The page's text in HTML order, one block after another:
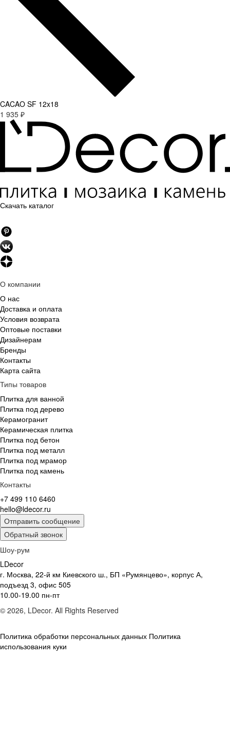
CACAO SF 12x18
1 935 ₽
Скачать каталог
О компании
О нас
Доставка и оплата
Условия возврата
Оптовые поставки
Дизайнерам
Бренды
Контакты
Карта сайта
Типы товаров
Плитка для ванной
Плитка под дерево
Керамогранит
Керамическая плитка
Плитка под бетон
Плитка под металл
Плитка под мрамор
Плитка под камень
Контакты
+7 499 110 6460
hello@ldecor.ru
Отправить сообщение
Обратный звонок
Шоу-рум
LDecor
г. Москва, 22-й км Киевского ш., БП «Румянцево», корпус А,
подъезд 3, офис 505
10.00-19.00 пн-пт
© 2026, LDecor. All Rights Reserved
Политика обработки персональных данных Политика
использования куки